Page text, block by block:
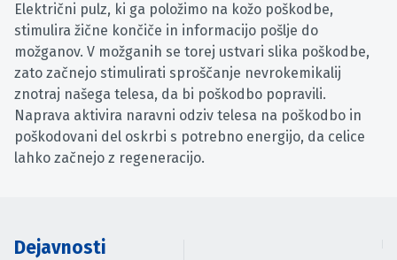
Električni pulz, ki ga položimo na kožo poškodbe,
stimulira žične končiče in informacijo pošlje do
možganov. V možganih se torej ustvari slika poškodbe,
zato začnejo stimulirati sproščanje nevrokemikalij
znotraj našega telesa, da bi poškodbo popravili.
Naprava aktivira naravni odziv telesa na poškodbo in
poškodovani del oskrbi s potrebno energijo, da celice
lahko začnejo z regeneracijo.
Dejavnosti